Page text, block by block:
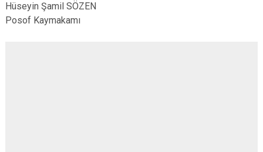
Hüseyin Şamil SÖZEN
Posof Kaymakamı